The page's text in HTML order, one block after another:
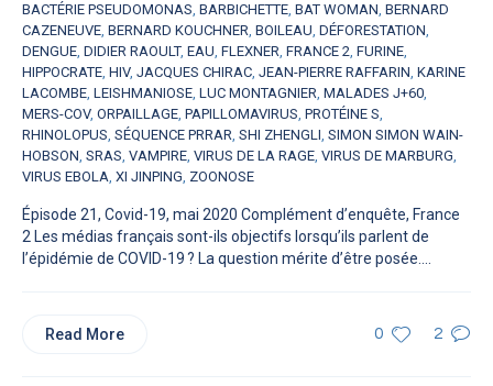
BACTÉRIE PSEUDOMONAS, BARBICHETTE, BAT WOMAN, BERNARD
CAZENEUVE, BERNARD KOUCHNER, BOILEAU, DÉFORESTATION,
DENGUE, DIDIER RAOULT, EAU, FLEXNER, FRANCE 2, FURINE,
HIPPOCRATE, HIV, JACQUES CHIRAC, JEAN-PIERRE RAFFARIN, KARINE
LACOMBE, LEISHMANIOSE, LUC MONTAGNIER, MALADES J+60,
MERS-COV, ORPAILLAGE, PAPILLOMAVIRUS, PROTÉINE S,
RHINOLOPUS, SÉQUENCE PRRAR, SHI ZHENGLI, SIMON SIMON WAIN-
HOBSON, SRAS, VAMPIRE, VIRUS DE LA RAGE, VIRUS DE MARBURG,
VIRUS EBOLA, XI JINPING, ZOONOSE
Épisode 21, Covid-19, mai 2020 Complément d’enquête, France
2 Les médias français sont-ils objectifs lorsqu’ils parlent de
l’épidémie de COVID-19 ? La question mérite d’être posée....
0 2
Read More